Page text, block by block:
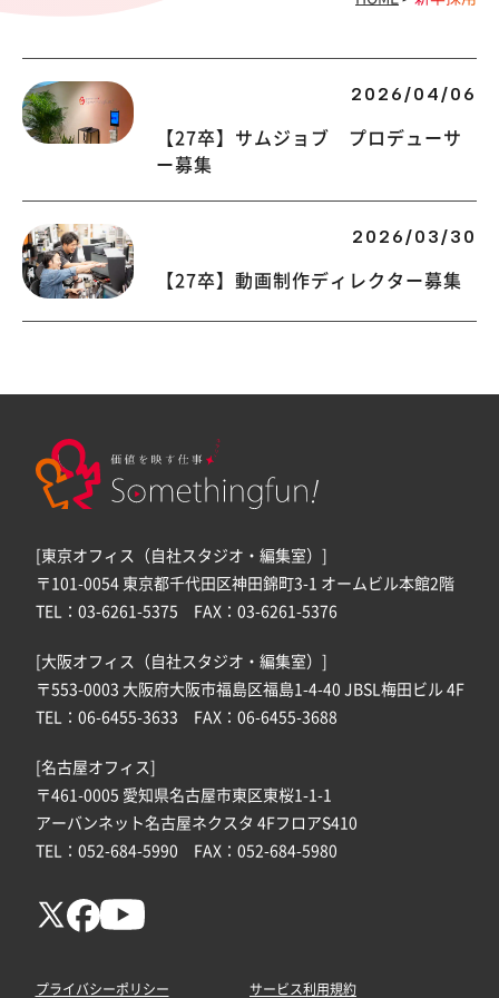
2026/04/06
【27卒】サムジョブ プロデューサ
ー募集
2026/03/30
【27卒】動画制作ディレクター募集
[東京オフィス（自社スタジオ・編集室）]
〒101-0054 東京都千代田区神田錦町3-1 オームビル本館2階
TEL：03-6261-5375 FAX：03-6261-5376
[大阪オフィス（自社スタジオ・編集室）]
〒553-0003 大阪府大阪市福島区福島1-4-40 JBSL梅田ビル 4F
TEL：06-6455-3633 FAX：06-6455-3688
[名古屋オフィス]
〒461-0005 愛知県名古屋市東区東桜1-1-1
アーバンネット名古屋ネクスタ 4FフロアS410
TEL：052-684-5990 FAX：052-684-5980
プライバシーポリシー サービス利用規約